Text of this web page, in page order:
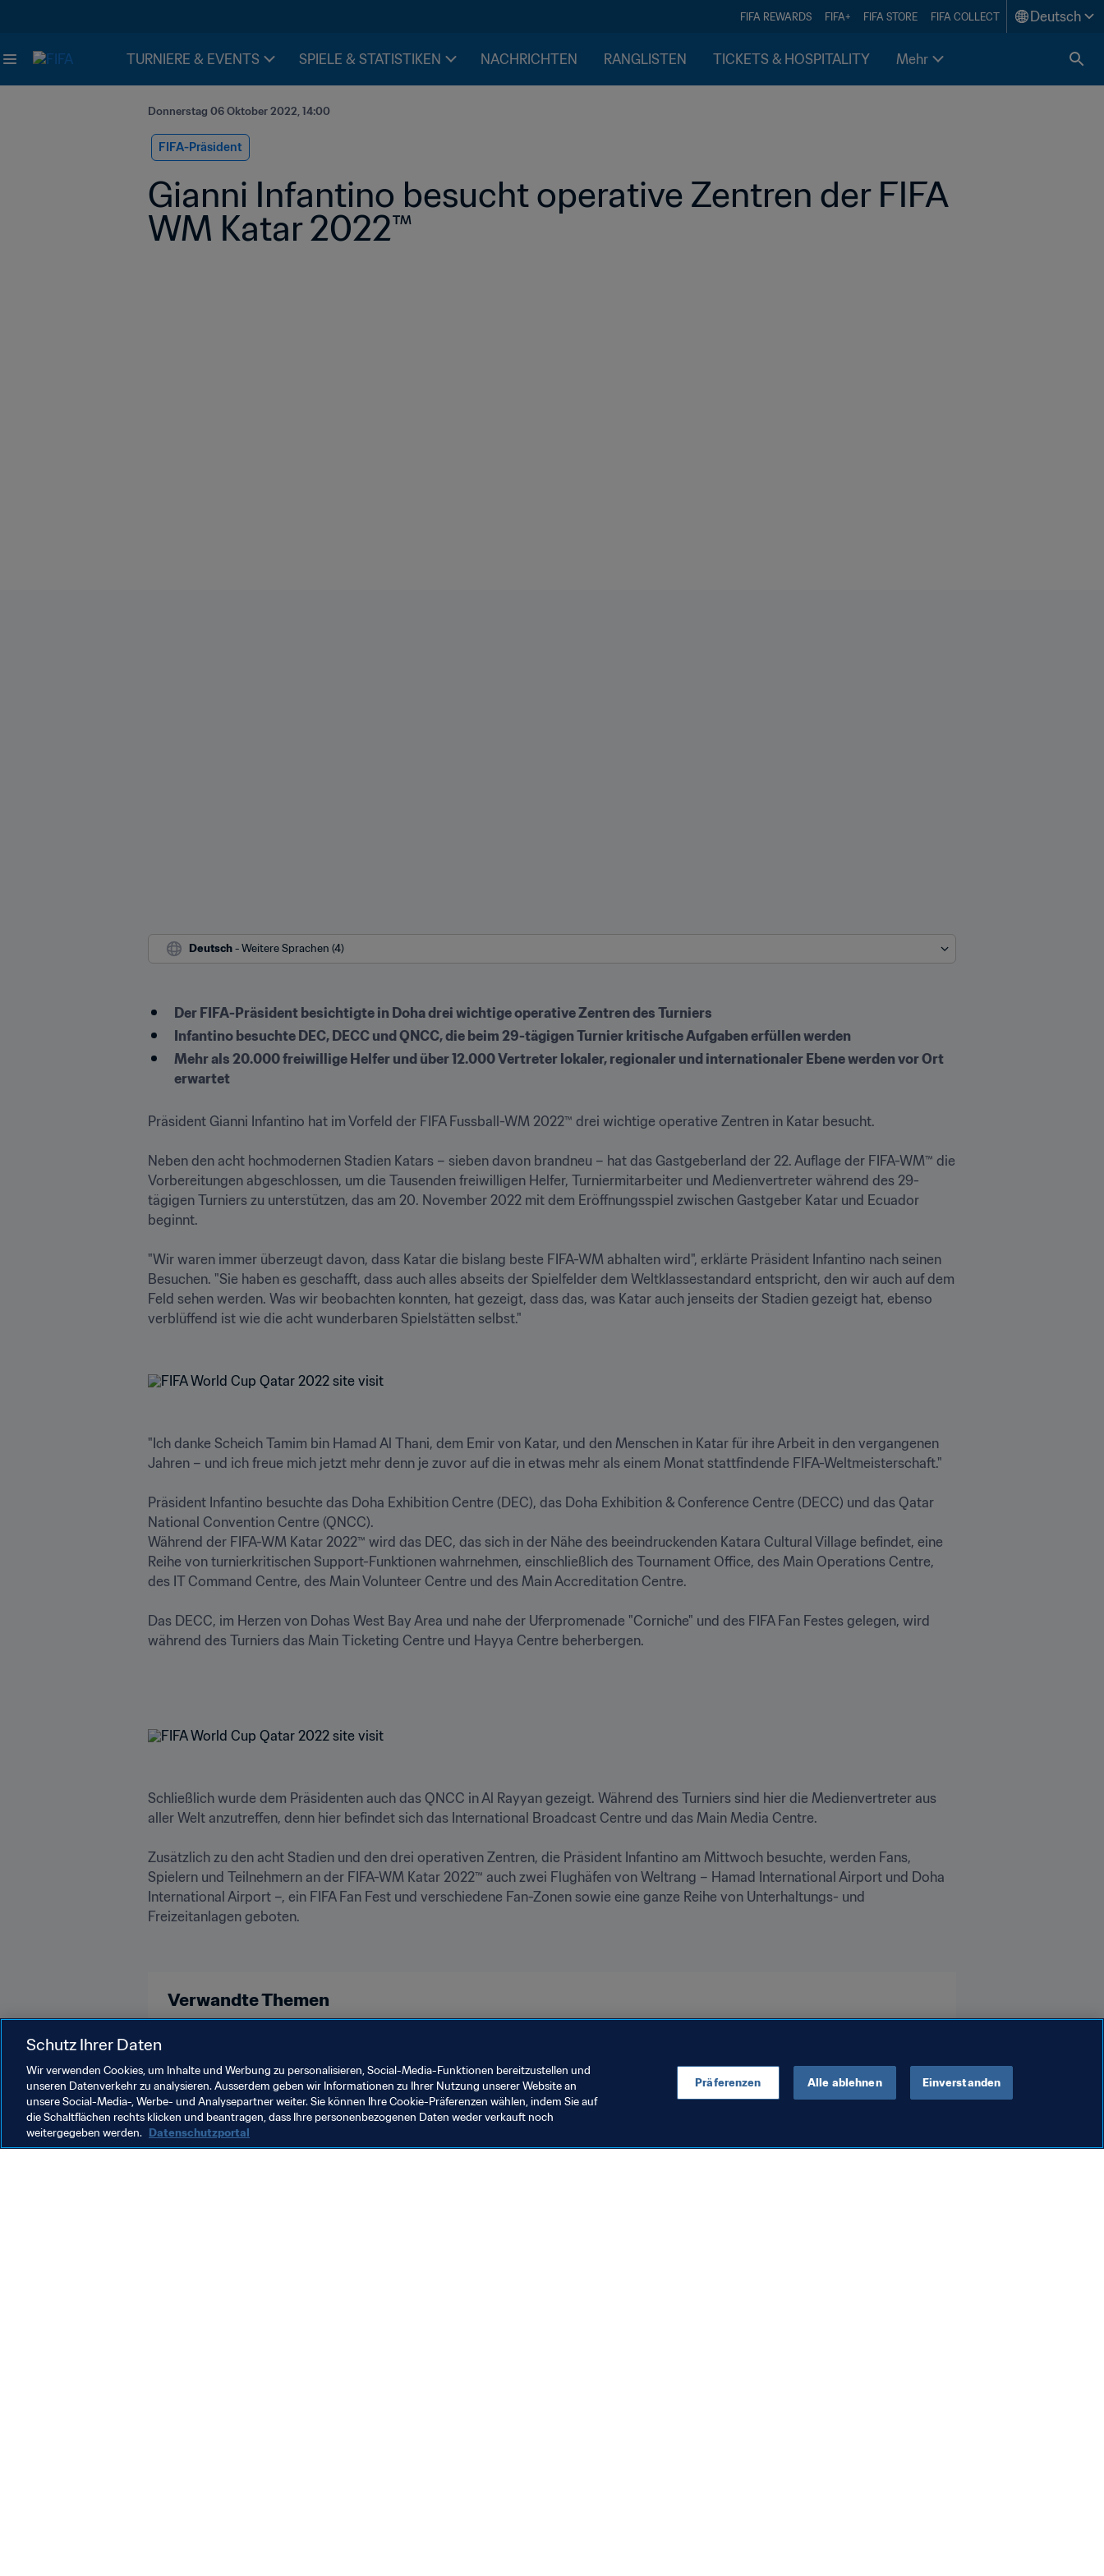
FIFA REWARDS FIFA+ FIFA STORE FIFA COLLECT Deutsch
TURNIERE & EVENTS SPIELE & STATISTIKEN NACHRICHTEN RANGLISTEN TICKETS & HOSPITALITY Mehr
Donnerstag 06 Oktober 2022, 14:00
FIFA-Präsident
Gianni Infantino besucht operative Zentren der FIFA
WM Katar 2022™
Deutsch - Weitere Sprachen (4)
Der FIFA-Präsident besichtigte in Doha drei wichtige operative Zentren des Turniers
Infantino besuchte DEC, DECC und QNCC, die beim 29-tägigen Turnier kritische Aufgaben erfüllen werden
Mehr als 20.000 freiwillige Helfer und über 12.000 Vertreter lokaler, regionaler und internationaler Ebene werden vor Ort
erwartet
Präsident Gianni Infantino hat im Vorfeld der FIFA Fussball-WM 2022™ drei wichtige operative Zentren in Katar besucht.
Neben den acht hochmodernen Stadien Katars – sieben davon brandneu – hat das Gastgeberland der 22. Auflage der FIFA-WM™ die
Vorbereitungen abgeschlossen, um die Tausenden freiwilligen Helfer, Turniermitarbeiter und Medienvertreter während des 29-
tägigen Turniers zu unterstützen, das am 20. November 2022 mit dem Eröffnungsspiel zwischen Gastgeber Katar und Ecuador
beginnt.
"Wir waren immer überzeugt davon, dass Katar die bislang beste FIFA-WM abhalten wird", erklärte Präsident Infantino nach seinen
Besuchen. "Sie haben es geschafft, dass auch alles abseits der Spielfelder dem Weltklassestandard entspricht, den wir auch auf dem
Feld sehen werden. Was wir beobachten konnten, hat gezeigt, dass das, was Katar auch jenseits der Stadien gezeigt hat, ebenso
verblüffend ist wie die acht wunderbaren Spielstätten selbst."
"Ich danke Scheich Tamim bin Hamad Al Thani, dem Emir von Katar, und den Menschen in Katar für ihre Arbeit in den vergangenen
Jahren – und ich freue mich jetzt mehr denn je zuvor auf die in etwas mehr als einem Monat stattfindende FIFA-Weltmeisterschaft."
Präsident Infantino besuchte das Doha Exhibition Centre (DEC), das Doha Exhibition & Conference Centre (DECC) und das Qatar
National Convention Centre (QNCC).
Während der FIFA-WM Katar 2022™ wird das DEC, das sich in der Nähe des beeindruckenden Katara Cultural Village befindet, eine
Reihe von turnierkritischen Support-Funktionen wahrnehmen, einschließlich des Tournament Office, des Main Operations Centre,
des IT Command Centre, des Main Volunteer Centre und des Main Accreditation Centre.
Das DECC, im Herzen von Dohas West Bay Area und nahe der Uferpromenade "Corniche" und des FIFA Fan Festes gelegen, wird
während des Turniers das Main Ticketing Centre und Hayya Centre beherbergen.
Schließlich wurde dem Präsidenten auch das QNCC in Al Rayyan gezeigt. Während des Turniers sind hier die Medienvertreter aus
aller Welt anzutreffen, denn hier befindet sich das International Broadcast Centre und das Main Media Centre.
Zusätzlich zu den acht Stadien und den drei operativen Zentren, die Präsident Infantino am Mittwoch besuchte, werden Fans,
Spielern und Teilnehmern an der FIFA-WM Katar 2022™ auch zwei Flughäfen von Weltrang – Hamad International Airport und Doha
International Airport –, ein FIFA Fan Fest und verschiedene Fan-Zonen sowie eine ganze Reihe von Unterhaltungs- und
Freizeitanlagen geboten.
Verwandte Themen
Schutz Ihrer Daten
Wir verwenden Cookies, um Inhalte und Werbung zu personalisieren, Social-Media-Funktionen bereitzustellen und
unseren Datenverkehr zu analysieren. Ausserdem geben wir Informationen zu Ihrer Nutzung unserer Website an
unsere Social-Media-, Werbe- und Analysepartner weiter. Sie können Ihre Cookie-Präferenzen wählen, indem Sie auf
die Schaltflächen rechts klicken und beantragen, dass Ihre personenbezogenen Daten weder verkauft noch
weitergegeben werden. Datenschutzportal
Präferenzen Alle ablehnen Einverstanden